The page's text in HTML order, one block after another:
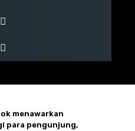
menawarkan
para pengunjung,